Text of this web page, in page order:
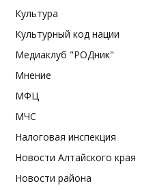
Культура
Культурный код нации
Медиаклуб "РОДник"
Мнение
МФЦ
МЧС
Налоговая инспекция
Новости Алтайского края
Новости района